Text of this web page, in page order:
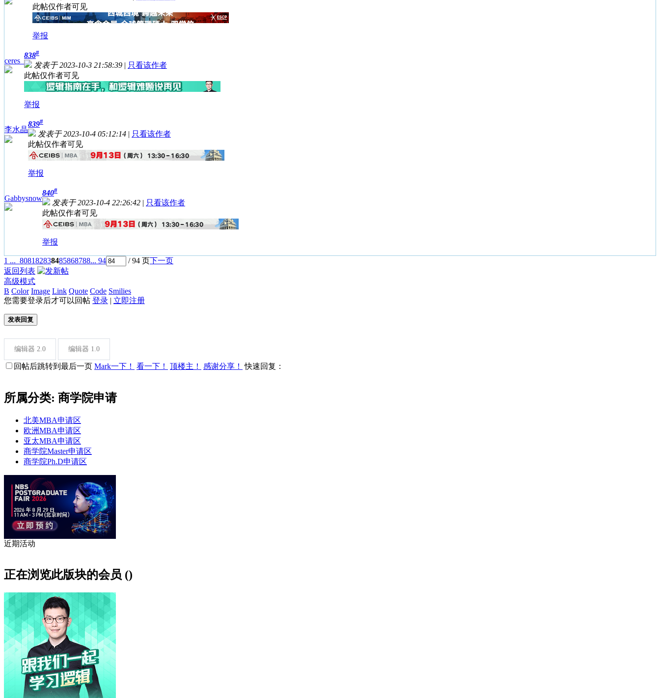
此帖仅作者可见
举报
ceres_
838#
发表于 2023-10-3 21:58:39 | 只看该作者
此帖仅作者可见
举报
李水晶
839#
发表于 2023-10-4 05:12:14 | 只看该作者
此帖仅作者可见
举报
Gabbysnow
840#
发表于 2023-10-4 22:26:42 | 只看该作者
此帖仅作者可见
举报
1 ... 808182838485868788... 94 / 94 页下一页
返回列表
高级模式
B Color Image Link Quote Code Smilies
您需要登录后才可以回帖 登录 | 立即注册
发表回复
编辑器 2.0 编辑器 1.0
回帖后跳转到最后一页 Mark一下！ 看一下！ 顶楼主！ 感谢分享！ 快速回复：
所属分类: 商学院申请
北美MBA申请区
欧洲MBA申请区
亚太MBA申请区
商学院Master申请区
商学院Ph.D申请区
近期活动
正在浏览此版块的会员 ()